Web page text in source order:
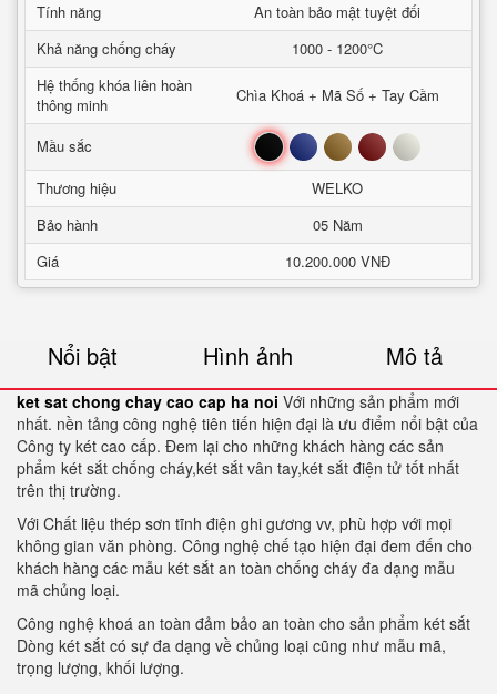
Tính năng
An toàn bảo mật tuyệt đối
Khả năng chống cháy
1000 - 1200°C
Hệ thống khóa liên hoàn
thông minh
Chìa Khoá + Mã Số + Tay Cầm
Mầu sắc Đen Xanh Nâu Đỏ Trắng
Thương hiệu
WELKO
Bảo hành
05 Năm
Giá
10.200.000 VNĐ
Nổi bật Hình ảnh Mô tả
ket sat chong chay cao cap ha noi Với những sản phẩm mới
nhất. nền tảng công nghệ tiên tiến hiện đại là ưu điểm nổi bật của
Công ty két cao cấp. Đem lại cho những khách hàng các sản
phẩm két sắt chống cháy,két sắt vân tay,két sắt điện tử tốt nhất
trên thị trường.
Với Chất liệu thép sơn tĩnh điện ghi gương vv, phù hợp với mọi
không gian văn phòng. Công nghệ chế tạo hiện đại đem đến cho
khách hàng các mẫu két sắt an toàn chống cháy đa dạng mẫu
mã chủng loại.
Công nghệ khoá an toàn đảm bảo an toàn cho sản phẩm két sắt
Dòng két sắt có sự đa dạng về chủng loại cũng như mẫu mã,
trọng lượng, khối lượng.